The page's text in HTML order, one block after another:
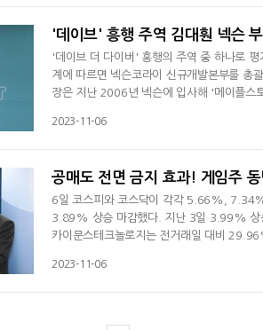
'데이브' 흥행 주역 김대훤 넥슨
'데이브 더 다이버' 흥행의 주역 중 하나로
계에 따르면 넥슨코라이 신규개발본부를 총
장은 지난 2006년 넥슨에 입사해 '메이플스
전기', '데이브 더 다이버' 등 다양한 게임의
2023-11-06
공매도 전면 금지 효과! 게임주
6일 코스피와 코스닥이 각각 5.66%,
3.89% 상승 마감했다. 지난 3일 3.99% 상
카이문스테크놀로지는 전거래일 대비
게임주 상승에는 금융당국이 6일 시행한 내
2023-11-06